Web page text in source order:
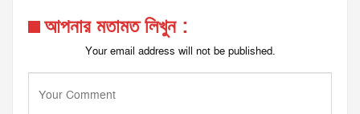
আপনার মতামত লিখুন :
Your email address will not be published.